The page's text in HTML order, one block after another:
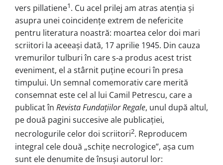
vers pillatiene1. Cu acel prilej am atras atenția și
asupra unei coincidențe extrem de nefericite
pentru literatura noastră: moartea celor doi mari
scriitori la aceeași dată, 17 aprilie 1945. Din cauza
vremurilor tulburi în care s‑a produs acest trist
eveniment, el a stârnit puține ecouri în presa
timpului. Un semnal comemorativ care merită
consemnat este cel al lui Camil Petrescu, care a
publicat în Revista Fundațiilor Regale, unul după altul,
pe două pagini succesive ale publicației,
necrologurile celor doi scriitori2. Reproducem
integral cele două „schițe necrologice”, așa cum
sunt ele denumite de însuși autorul lor: